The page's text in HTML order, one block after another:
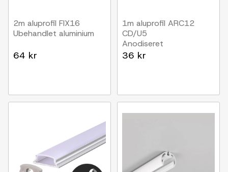
2m aluprofil FIX16
Ubehandlet aluminium
64 kr
1m aluprofil ARC12
CD/U5
Anodiseret
36 kr